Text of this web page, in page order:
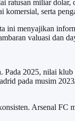
ratusan miliar dolar,
komersial, serta
ini menyajikan
valuasi dan
Pada 2025, nilai
pada musim
Arsenal FC